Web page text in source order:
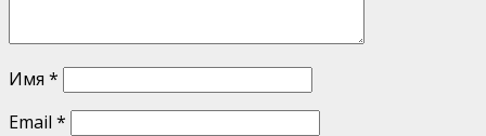
Имя *
Email *